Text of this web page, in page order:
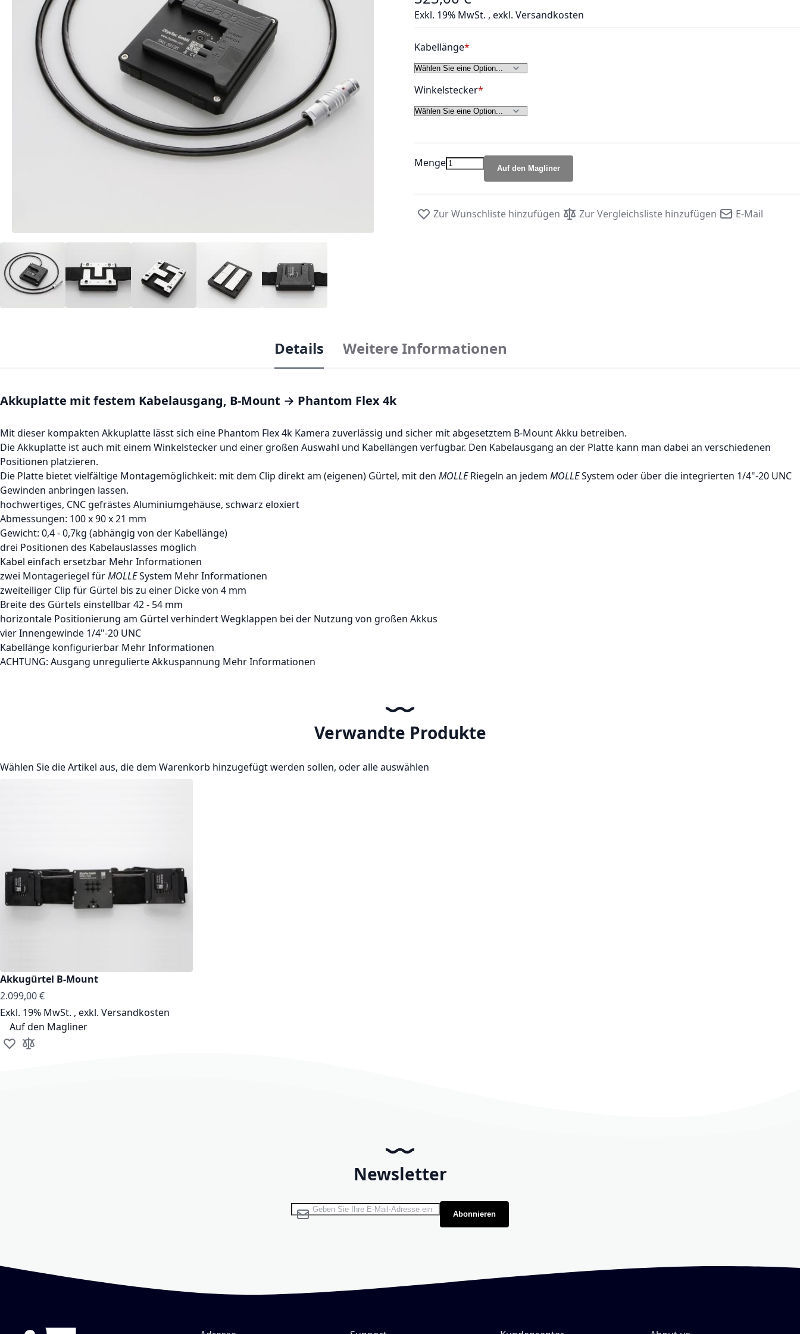
Exkl. 19% MwSt. , exkl. Versandkosten
Kabellänge
Winkelstecker
Menge Auf den Magliner
Zur Wunschliste hinzufügen Zur Vergleichsliste hinzufügen E-Mail
Details
Akkuplatte mit festem Kabelausgang, B-Mount → Phantom Flex 4k
Mit dieser kompakten Akkuplatte lässt sich eine Phantom Flex 4k Kamera zuverlässig und sicher mit abgesetztem B-Mount Akku betreiben.
Die Akkuplatte ist auch mit einem Winkelstecker und einer großen Auswahl und Kabellängen verfügbar. Den Kabelausgang an der Platte kann man dabei an verschiedenen
Positionen platzieren.
Die Platte bietet vielfältige Montagemöglichkeit: mit dem Clip direkt am (eigenen) Gürtel, mit den MOLLERiegeln an jedem MOLLESystem oder über die integrierten 1/4"-20 UNC
Gewinden anbringen lassen.
hochwertiges, CNC gefrästes Aluminiumgehäuse, schwarz eloxiert
Abmessungen: 100 x 90 x 21 mm
Gewicht: 0,4 - 0,7kg (abhängig von der Kabellänge)
drei Positionen des Kabelauslasses möglich
Kabel einfach ersetzbar Mehr Informationen
zwei Montageriegel fürMOLLESystem Mehr Informationen
zweiteiliger Clip für Gürtel bis zu einer Dicke von 4 mm
Breite des Gürtels einstellbar 42 - 54 mm
horizontale Positionierung am Gürtel verhindert Wegklappen bei der Nutzung von großen Akkus
vier Innengewinde 1/4"-20 UNC
Kabellänge konfigurierbar Mehr Informationen
ACHTUNG: Ausgang unregulierte Akkuspannung Mehr Informationen
Weitere Informationen
Verwandte Produkte
Wählen Sie die Artikel aus, die dem Warenkorb hinzugefügt werden sollen, oderalle auswählen
Akkugürtel B-Mount
2.099,00 €
Exkl. 19% MwSt. , exkl. Versandkosten
Auf den Magliner
Zur Wunschliste hinzufügen
Zur Vergleichsliste hinzufügen
Newsletter
Melden Sie sich für unseren Newsletter an:
Abonnieren